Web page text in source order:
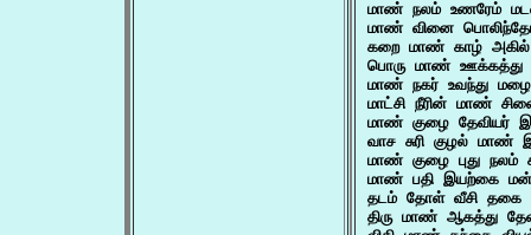
மாண் நலம் உணரேம்
மாண் வினை
கறை மாண் காழ்
பொரு மாண் ஊக்கத்து
மாண் நகர் உவந்து
மாட்சி நீரின் மாண்
மாண் குழை தேவியர்
வாச சுரி குழல்
மாண் குழை புது
மாண் பதி இயற்கை
தடம் தோள் வீசி தகை
திரு மாண் ஆகத்து